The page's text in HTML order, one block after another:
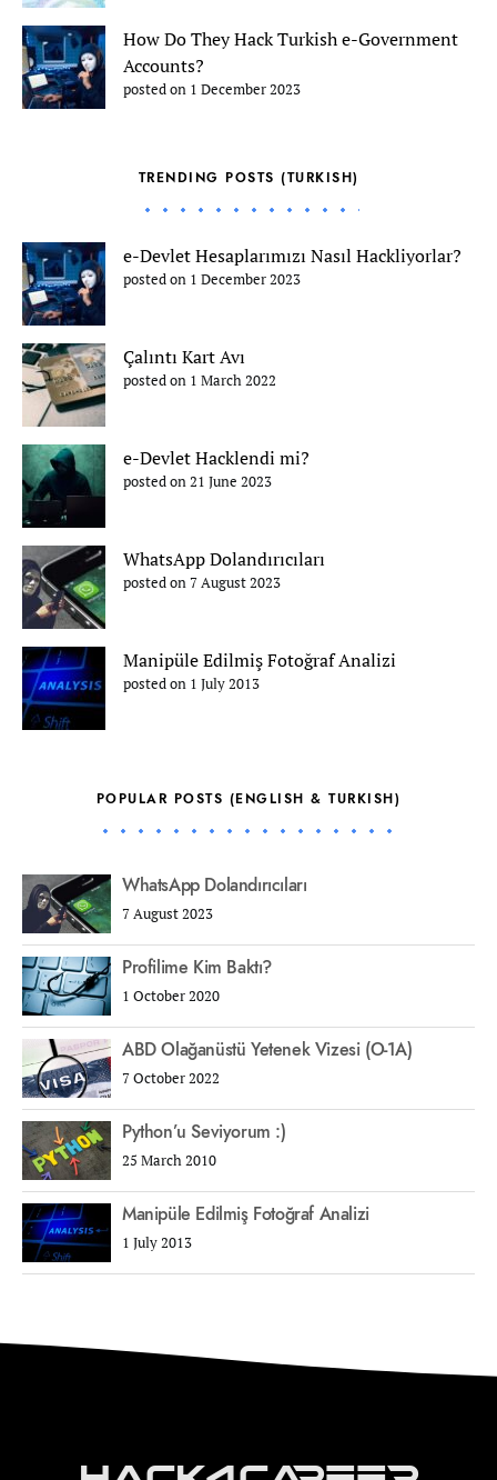
How Do They Hack Turkish e-Government
Accounts?
posted on 1 December 2023
TRENDING POSTS (TURKISH)
e-Devlet Hesaplarımızı Nasıl Hackliyorlar?
posted on 1 December 2023
Çalıntı Kart Avı
posted on 1 March 2022
e-Devlet Hacklendi mi?
posted on 21 June 2023
WhatsApp Dolandırıcıları
posted on 7 August 2023
Manipüle Edilmiş Fotoğraf Analizi
posted on 1 July 2013
POPULAR POSTS (ENGLISH & TURKISH)
WhatsApp Dolandırıcıları
7 August 2023
Profilime Kim Baktı?
1 October 2020
ABD Olağanüstü Yetenek Vizesi (O-1A)
7 October 2022
Python’u Seviyorum :)
25 March 2010
Manipüle Edilmiş Fotoğraf Analizi
1 July 2013